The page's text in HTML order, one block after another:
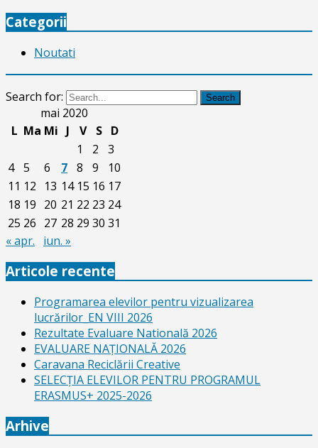
Categorii
Noutati
Search for: Search
mai 2020
L Ma Mi J V S
D
1
2
3
4 5 6 7 8 9
10
11 12 13 14 15 16 17
18 19 20 21 22 23 24
25 26 27 28 29 30 31
« apr.
iun. »
Articole recente
Programarea elevilor pentru vizualizarea
lucrărilor_EN VIII 2026
Rezultate Evaluare Natională 2026
EVALUARE NAŢIONALĂ 2026
Caravana Reciclării Creative
SELECŢIA ELEVILOR PENTRU PROGRAMUL
ERASMUS+ 2025-2026
Arhive